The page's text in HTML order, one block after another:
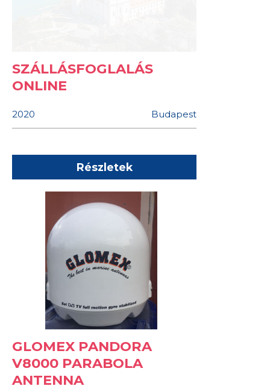
SZÁLLÁSFOGLALÁS
ONLINE
2020 Budapest
Részletek
GLOMEX PANDORA
V8000 PARABOLA
ANTENNA